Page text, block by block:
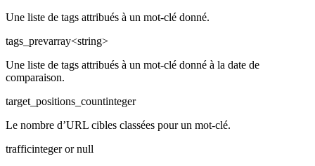
Une liste de tags attribués à un mot-clé donné.
tags_prevarray<string>
Une liste de tags attribués à un mot-clé donné à la date de
comparaison.
target_positions_countinteger
Le nombre d’URL cibles classées pour un mot-clé.
trafficinteger or null